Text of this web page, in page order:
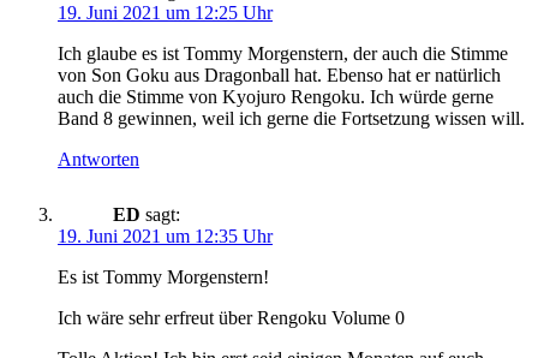
19. Juni 2021 um 12:25 Uhr
Ich glaube es ist Tommy Morgenstern, der auch die Stimme
von Son Goku aus Dragonball hat. Ebenso hat er natürlich
auch die Stimme von Kyojuro Rengoku. Ich würde gerne
Band 8 gewinnen, weil ich gerne die Fortsetzung wissen will.
Antworten
ED sagt:
19. Juni 2021 um 12:35 Uhr
Es ist Tommy Morgenstern!
Ich wäre sehr erfreut über Rengoku Volume 0